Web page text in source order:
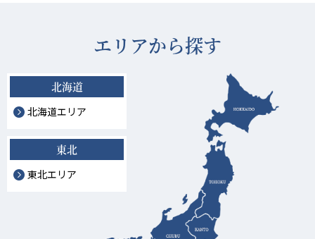
エリアから探す
北海道
北海道エリア
東北
東北エリア